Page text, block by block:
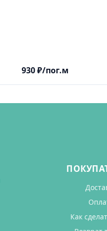
930₽/пог.м
Как